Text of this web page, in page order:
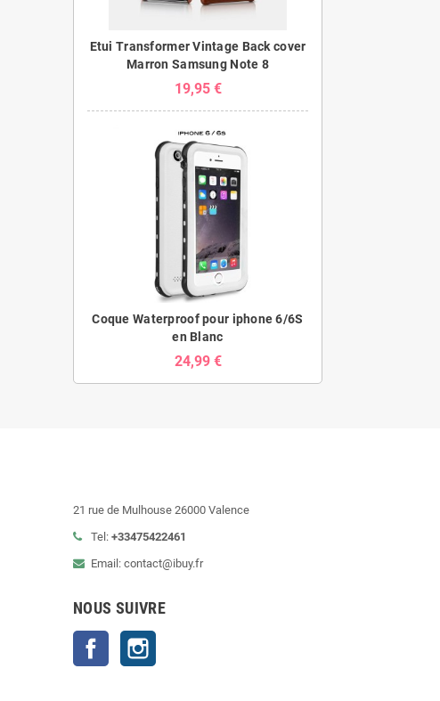
Etui Transformer Vintage Back cover
Marron Samsung Note 8
19,95 €
Coque Waterproof pour iphone 6/6S
en Blanc
24,99 €
21 rue de Mulhouse 26000 Valence
Tel: +33475422461
Email: contact@ibuy.fr
NOUS SUIVRE
Facebook